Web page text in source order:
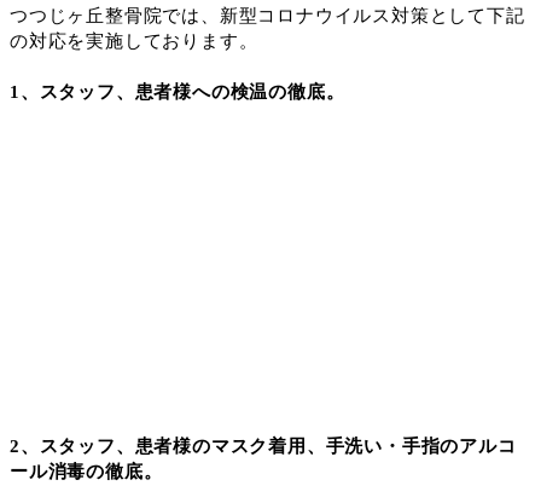
つつじヶ丘整骨院では、新型コロナウイルス対策として下記
の対応を実施しております。
1 、スタッフ、患者様への検温の徹底。
2、スタッフ、患者様のマスク着用、手洗い・手指のアルコ
ール消毒の徹底。